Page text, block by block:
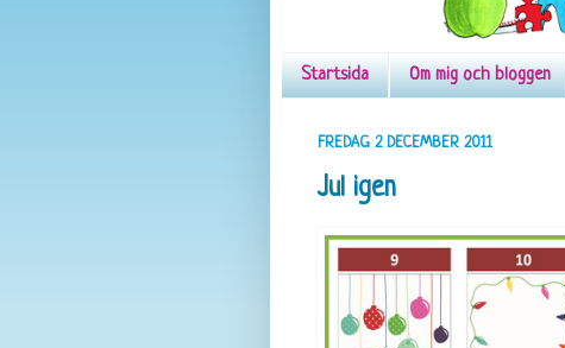
Startsida Om mig och bloggen
FREDAG 2 DECEMBER 2011
Jul igen